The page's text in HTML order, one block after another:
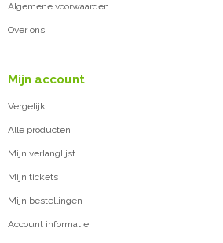
Algemene voorwaarden
Over ons
Mijn account
Vergelijk
Alle producten
Mijn verlanglijst
Mijn tickets
Mijn bestellingen
Account informatie